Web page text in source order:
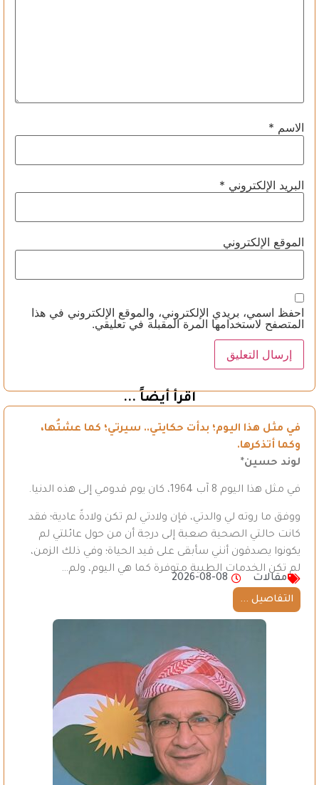
الاسم *
البريد الإلكتروني *
الموقع الإلكتروني
احفظ اسمي، بريدي الإلكتروني، والموقع الإلكتروني في هذا
المتصفح لاستخدامها المرة المقبلة في تعليقي.
اقرأ أيضاً ...
في مثل هذا اليوم؛ بدأت حكايتي.. سيرتي؛ كما عشتُها،
وكما أتذكرها.
لوند حسين*
في مثل هذا اليوم 8 آب 1964، كان يوم قدومي إلى هذه الدنيا.
ووفق ما روته لي والدتي، فإن ولادتي لم تكن ولادةً عادية؛ فقد
كانت حالتي الصحية صعبة إلى درجة أن من حول عائلتي لم
يكونوا يصدقون أنني سأبقى على قيد الحياة؛ وفي ذلك الزمن،
لم تكن الخدمات الطبية متوفرة كما هي اليوم، ولم…
مقالات
2026-08-08
التفاصيل ...